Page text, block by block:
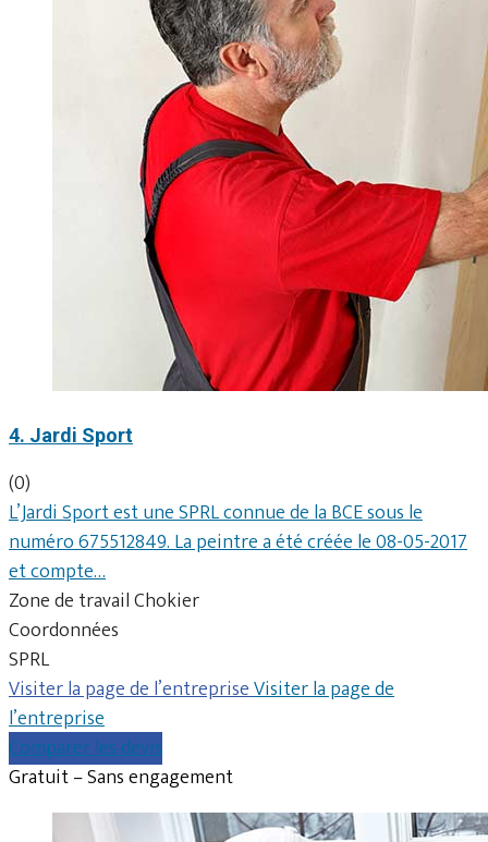
4. Jardi Sport
(0)
L’Jardi Sport est une SPRL connue de la BCE sous le
numéro 675512849. La peintre a été créée le 08-05-2017
et compte…
Zone de travail Chokier
Coordonnées
SPRL
Visiter la page de l’entrepriseVisiter la page de
l’entreprise
Comparer les devis
Gratuit – Sans engagement